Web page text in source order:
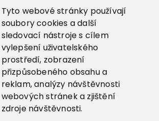
Tyto webové stránky používají
soubory cookies a další
sledovací nástroje s cílem
vylepšení uživatelského
prostředí, zobrazení
přizpůsobeného obsahu a
reklam, analýzy návštěvnosti
webových stránek a zjištění
zdroje návštěvnosti.
Nowaco market ↗
Banquet sous-vide ↗
Kariéra
Aplikace
E-shop